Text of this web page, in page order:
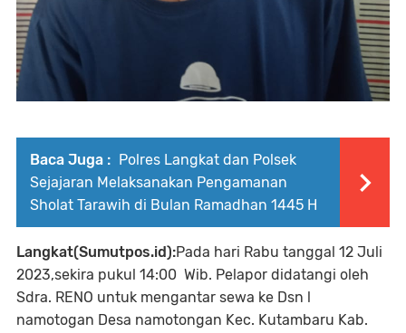
Baca Juga : Polres Langkat dan Polsek
Sejajaran Melaksanakan Pengamanan
Sholat Tarawih di Bulan Ramadhan 1445 H
Langkat(Sumutpos.id):Pada hari Rabu tanggal 12 Juli
2023,sekira pukul 14:00 Wib. Pelapor didatangi oleh
Sdra. RENO untuk mengantar sewa ke Dsn l
namotogan Desa namotongan Kec. Kutambaru Kab.